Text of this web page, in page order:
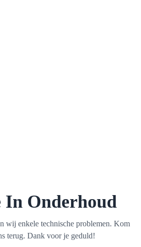
In Onderhoud
wij enkele technische problemen. Kom
terug. Dank voor je geduld!